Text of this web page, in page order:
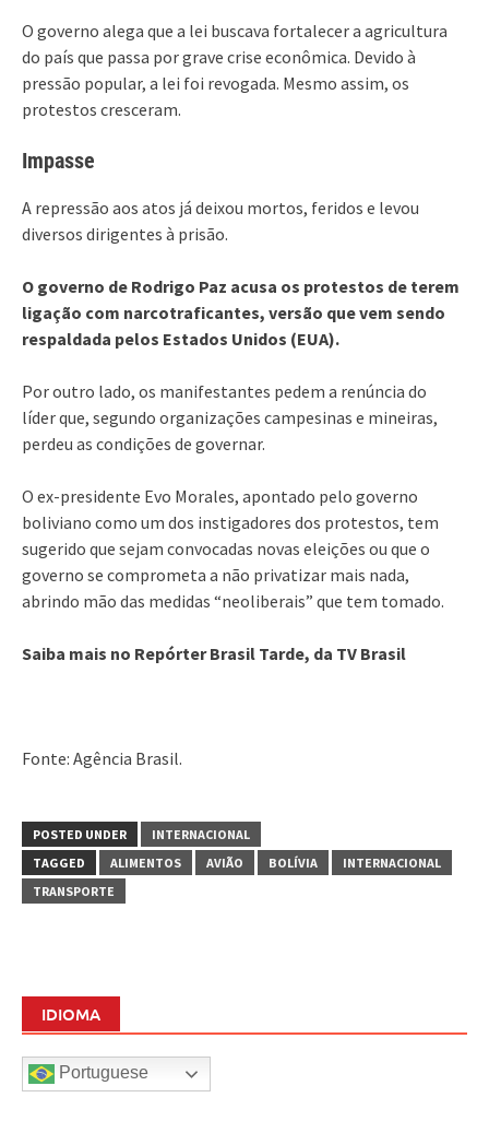
O governo alega que a lei buscava fortalecer a agricultura
do país que passa por grave crise econômica. Devido à
pressão popular, a lei foi revogada. Mesmo assim, os
protestos cresceram.
Impasse
A repressão aos atos já deixou mortos, feridos e levou
diversos dirigentes à prisão.
O governo de Rodrigo Paz acusa os protestos de terem
ligação com narcotraficantes, versão que vem sendo
respaldada pelos Estados Unidos (EUA).
Por outro lado, os manifestantes pedem a renúncia do
líder que, segundo organizações campesinas e mineiras,
perdeu as condições de governar.
O ex-presidente Evo Morales, apontado pelo governo
boliviano como um dos instigadores dos protestos, tem
sugerido que sejam convocadas novas eleições ou que o
governo se comprometa a não privatizar mais nada,
abrindo mão das medidas “neoliberais” que tem tomado.
Saiba mais no Repórter Brasil Tarde, da TV Brasil
Fonte: Agência Brasil.
POSTED UNDER
INTERNACIONAL
TAGGED
ALIMENTOS AVIÃO BOLÍVIA
INTERNACIONAL
TRANSPORTE
IDIOMA
Portuguese